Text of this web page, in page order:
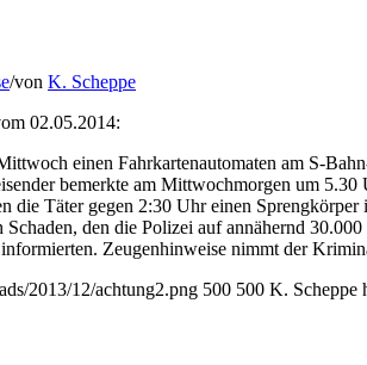
/von K. Scheppe
02.05.2014:
einen Fahrkartenautomaten am S-
bemerkte am Mittwochmorgen um
die Täter gegen 2:30 Uhr einen
Schaden, den die Polizei auf annähernd
Zeugenhinweise nimmt der
2013/12/achtung2.png 500 500 K. Scheppe